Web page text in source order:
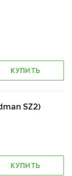
КУПИТЬ
SZ2)
КУПИТЬ